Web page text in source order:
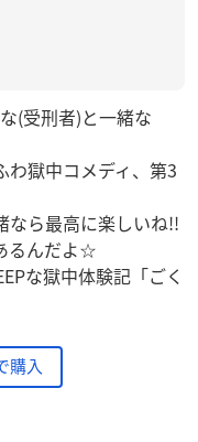
(受刑者)と一緒な
わ獄中コメディ、第3
なら最高に楽しいね!!
るんだよ☆
な獄中体験記「ごく
購入